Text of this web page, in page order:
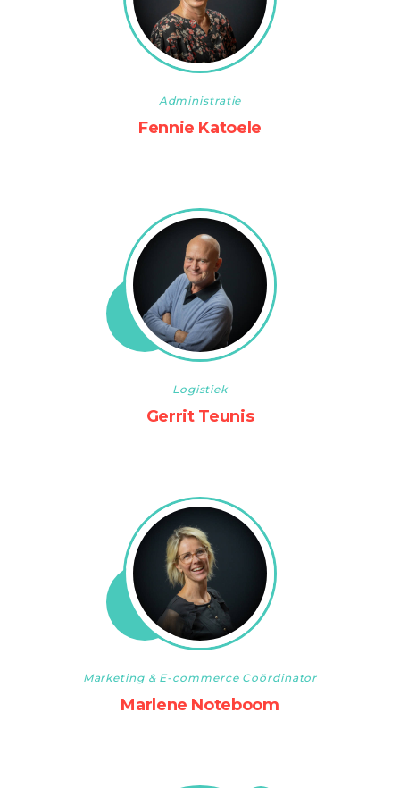
Administratie
Fennie Katoele
Logistiek
Gerrit Teunis
Marketing & E-commerce Coördinator
Marlene Noteboom